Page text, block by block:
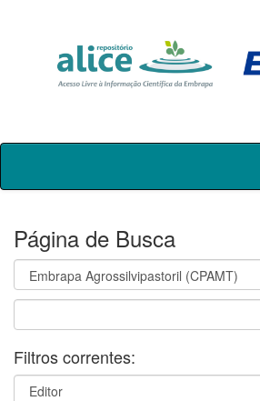
Skip
Página de Busca
Filtros correntes: